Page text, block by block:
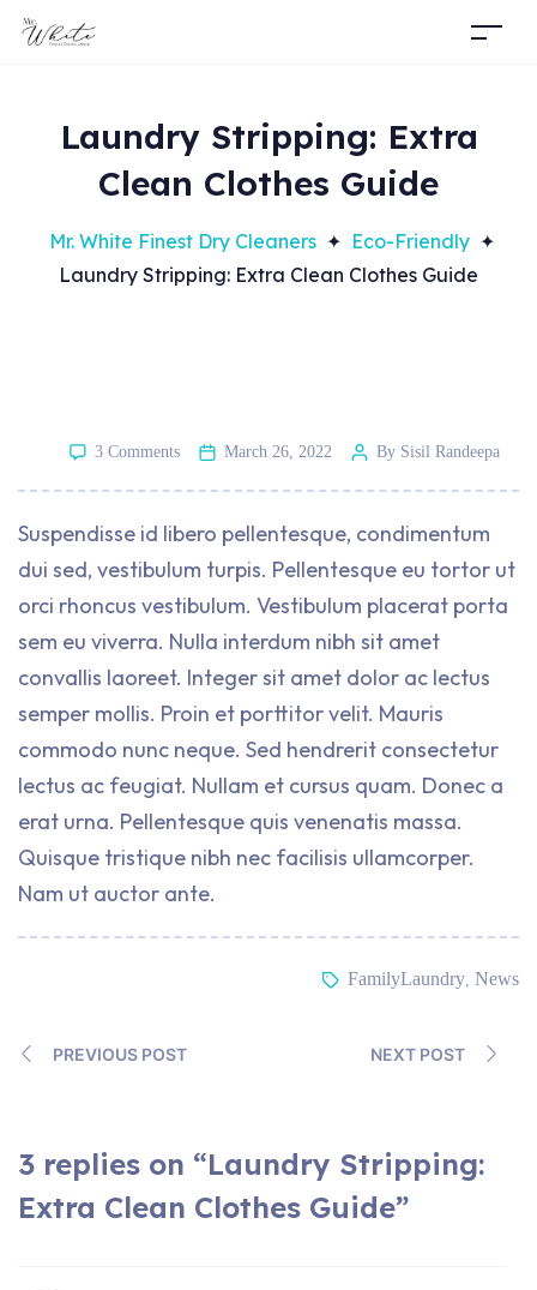
Laundry Stripping: Extra
Clean Clothes Guide
Mr. White Finest Dry Cleaners ✦ Eco-Friendly ✦
Laundry Stripping: Extra Clean Clothes Guide
By Sisil Randeepa
March 26, 2022
3 Comments
Suspendisse id libero pellentesque, condimentum
dui sed, vestibulum turpis. Pellentesque eu tortor ut
orci rhoncus vestibulum. Vestibulum placerat porta
sem eu viverra. Nulla interdum nibh sit amet
convallis laoreet. Integer sit amet dolor ac lectus
semper mollis. Proin et porttitor velit. Mauris
commodo nunc neque. Sed hendrerit consectetur
lectus ac feugiat. Nullam et cursus quam. Donec a
erat urna. Pellentesque quis venenatis massa.
Quisque tristique nibh nec facilisis ullamcorper.
Nam ut auctor ante.
FamilyLaundry News
PREVIOUS POST NEXT POST
3 replies on “Laundry Stripping:
Extra Clean Clothes Guide”